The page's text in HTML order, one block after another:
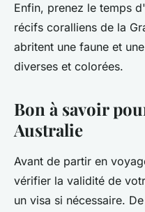
Enfin, prenez le temps
récifs coralliens de la
abritent une faune et
diverses et colorées.
Bon à savoir
Australie
Avant de partir en
vérifier la validité de
un visa si nécessaire.